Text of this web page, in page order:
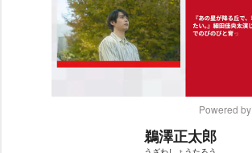
Powered by
鵜澤正太郎